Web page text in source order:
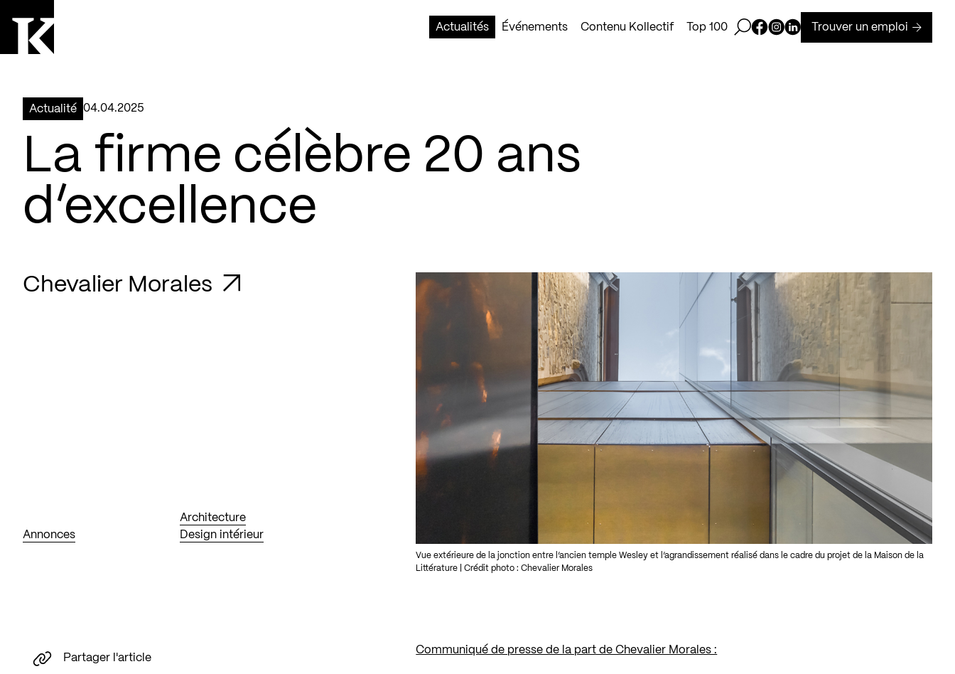
Actualités
Événements Contenu Kollectif Top 100 Ouvrir la barre de recherche
Page Facebook de Kollectif
Page Instagram de Kollectif
Page Linkedin de Kollectif
Trouver un emploi
Actualité 04.04.2025
La firme célèbre 20 ans
d’excellence
Chevalier Morales
Annonces
Architecture
Design intérieur
Vue extérieure de la jonction entre l’ancien temple Wesley et l’agrandissement réalisé dans le cadre du projet de la Maison de la
Littérature | Crédit photo : Chevalier Morales
Communiqué de presse de la part de Chevalier Morales :
Partager l'article